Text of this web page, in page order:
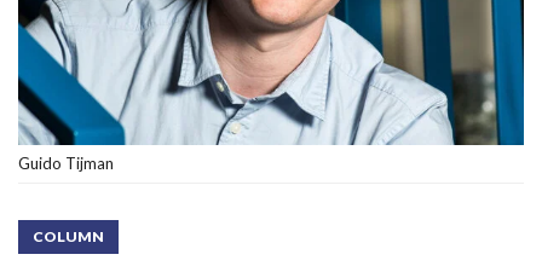
Guido Tijman
COLUMN